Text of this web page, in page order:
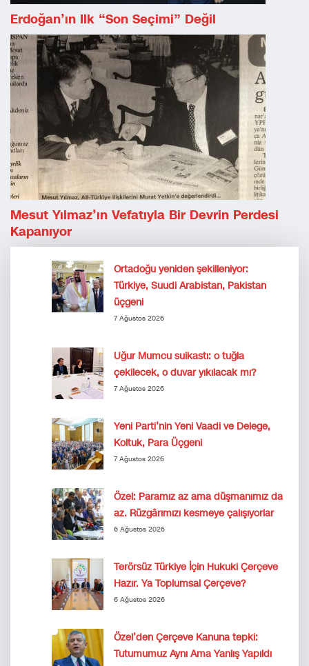
Erdoğan’ın Ilk “son Seçimi” Değil
Mesut Yılmaz’ın Vefatıyla Bir Devrin Perdesi
Kapanıyor
Ortadoğu yeniden şekilleniyor:
Türkiye, Suudi Arabistan, Pakistan
üçgeni
7 Ağustos 2026
Uğur Mumcu suikastı: o tuğla
çekilecek, o duvar yıkılacak mı?
7 Ağustos 2026
Yeni Parti’nin Yeni Vaadi ve Delege,
Koltuk, Para Üçgeni
7 Ağustos 2026
Özel: Paramız az ama düşmanımız da
az. Rüzgârımızı kesmeye çalışıyorlar
6 Ağustos 2026
Terörsüz Türkiye İçin Hukuki Çerçeve
Hazır. Ya Toplumsal Çerçeve?
6 Ağustos 2026
Özel’den Çerçeve Kanuna tepki:
Tutumumuz Aynı Ama Yanlış Yapıldı